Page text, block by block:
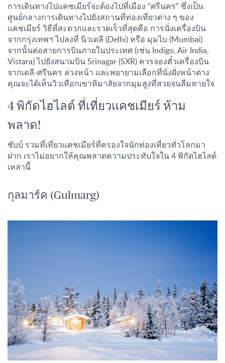
การเดินทางไปแคชเมียร์จะต้องไปที่เมือง “ศรีนคร” ซึ่งเป็น
ศูนย์กลางการเดินทางไปยังสถานที่ท่องเที่ยวต่าง ๆ ของ
แคชเมียร์ วิธีที่สะดวกและรวดเร็วที่สุดคือ การนั่งเครื่องบิน
จากกรุงเทพฯ ไปลงที่ นิวเดลี (Delhi) หรือ มุมไบ (Mumbai)
จากนั้นต่อสายการบินภายในประเทศ (เช่น Indigo, Air India,
Vistara) ไปยังสนามบิน Srinagar (SXR) ควรจองตั๋วเครื่องบิน
จากเดลี-ศรีนคร ล่วงหน้า และพยายามเลือกที่นั่งฝั่งหน้าต่าง
คุณจะได้เห็นวิวเทือกเขาหิมาลัยจากมุมสูงที่สวยจนลืมหายใจ
4 พิกัดไฮไลต์ ที่เที่ยวแคชเมียร์ ห้าม
พลาด!
ชับบ์ รวมที่เที่ยวแคชเมียร์ที่ครองใจนักท่องเที่ยวทั่วโลกมา
ฝาก เราไม่อยากให้คุณพลาดความประทับใจใน 4 พิกัดไฮไลต์
เหล่านี้
กุลมาร์ค (Gulmarg)